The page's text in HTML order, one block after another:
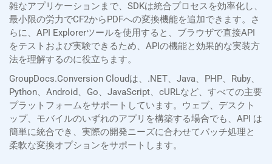
雑なアプリケーションまで、SDKは統合プロセスを効率化し、
最小限の労力でCF2からPDFへの変換機能を追加できます。さ
らに、API Explorerツールを使用すると、ブラウザで直接API
をテストおよび実験できるため、APIの機能と効果的な実装方
法を理解するのに役立ちます。
GroupDocs.Conversion Cloudは、.NET、Java、PHP、Ruby、
Python、Android、Go、JavaScript、cURLなど、すべての主要
プラットフォームをサポートしています。ウェブ、デスクト
ップ、モバイルのいずれのアプリを構築する場合でも、API は
簡単に統合でき、実際の開発ニーズに合わせてバッチ処理と
柔軟な変換オプションをサポートします。